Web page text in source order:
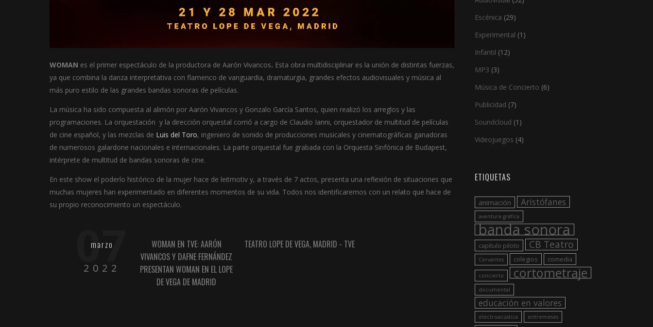
WOMAN es el primer espectáculo de la productora de Aarón Vivancos. Esta obra multidisciplinar es la unión de distintas fuerzas,
ya que combina la danza interpretativa con flamenco de vanguardia, dramaturgia, grandes efectos audiovisuales y música al
más puro estilo de las grandes bandas sonoras de películas.
La música ha sido compuesta al alimón por Aarón Vivancos y Gonzalo García Santos, quien realizó los arreglos y las
programaciones. La orquestación y la dirección orquestal corrió a cargo de Claudio Ianni, orquestador de multitud de películas
de cine español, y las mezclas de Luis del Toro, ingeniero de sonido de producciones musicales y cinematográficas ganadoras
de numerosos galardone nacionales e internacionales. La parte orquestal fue grabada con la Orquesta Sinfónica de Budapest,
intérprete de multitud de bandas sonoras de cine.
En este show el poderío histórico de la mujer hace de leitmotiv y, a través de 7 actos, presenta una reflexión de situaciones que
muchas mujeres han experimentado en diferentes momentos de su vida. Todos nos identificaremos con un relato que hace de
su propio reconocimiento un espectáculo.
07
marzo
2022
WOMAN EN TVE: AARÓN
VIVANCOS Y DAFNE FERNÁNDEZ
PRESENTAN WOMAN EN EL LOPE
DE VEGA DE MADRID
TEATRO LOPE DE VEGA, MADRID - TVE
Escénica (29)
Experimental (1)
Infantil (12)
MP3 (3)
Música de Concierto (6)
Publicidad (7)
Soundcloud (1)
Videojuegos (4)
ETIQUETAS
animación Aristófanes
aventura gráfica
banda sonora
capítulo piloto CB Teatro
Cervantes colegios comedia
concierto cortometraje
documental
educación en valores
electroacústica entremeses